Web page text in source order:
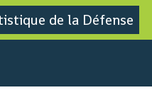
de la Défense